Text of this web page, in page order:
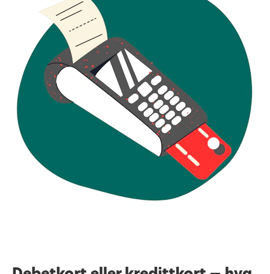
automatisk til
SAS Eurobonus
– 1 krone i Trumf-bonus
gir deg 13,5 Eurobonus-poeng. Til slutt kan du kjøpe
flybilletter og hotellovernattinger for eksempel, av SAS
og partnerne med poengene.
Men dette er ikke alt. Du forteller at du skal flytte. Som
Trumf-medlem får du også Trumf-bonus hos om lag
200 norske og skandinaviske nettbutikker via Trumf
Netthandel, slik som:
Elektroimportøren (3,9 %)
Komplett.no (1,5 %)